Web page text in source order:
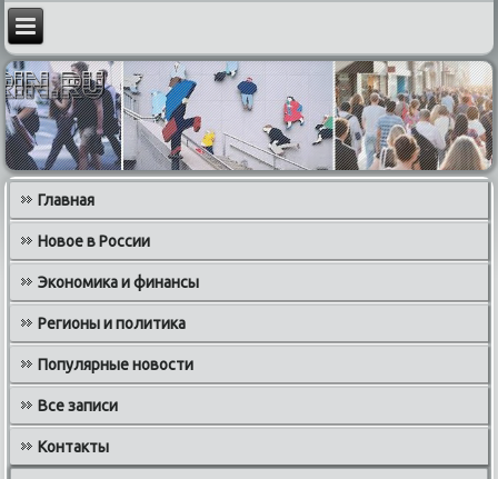
Главная
Новое в России
Экономика и финансы
Регионы и политика
Популярные новости
Все записи
Контакты